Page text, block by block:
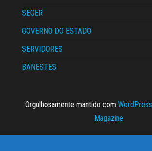
SEGER
GOVERNO DO ESTADO
SERVIDORES
BANESTES
Orgulhosamente mantido com WordPress
Magazine